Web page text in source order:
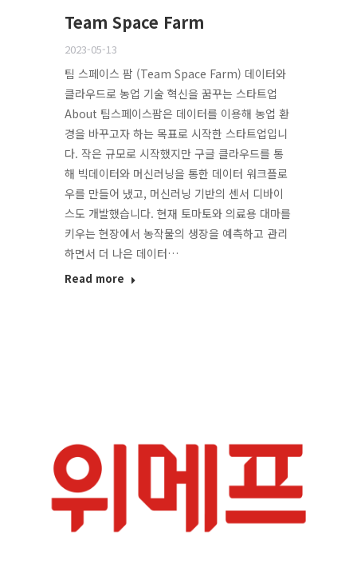
Team Space Farm
2023-05-13
팀 스페이스 팜 (Team Space Farm) 데이터와
클라우드로 농업 기술 혁신을 꿈꾸는 스타트업
About 팀스페이스팜은 데이터를 이용해 농업 환
경을 바꾸고자 하는 목표로 시작한 스타트업입니
다. 작은 규모로 시작했지만 구글 클라우드를 통
해 빅데이터와 머신러닝을 통한 데이터 워크플로
우를 만들어 냈고, 머신러닝 기반의 센서 디바이
스도 개발했습니다. 현재 토마토와 의료용 대마를
키우는 현장에서 농작물의 생장을 예측하고 관리
하면서 더 나은 데이터…
Read more